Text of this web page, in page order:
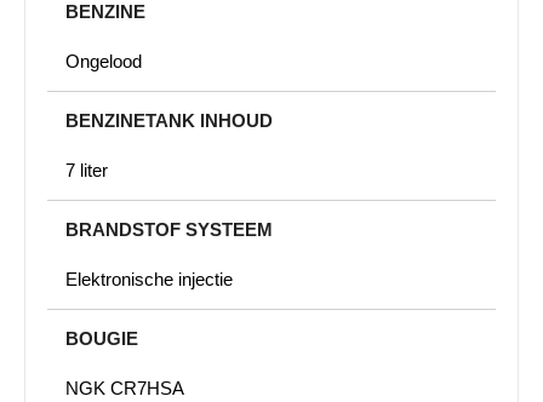
BENZINE
Ongelood
BENZINETANK INHOUD
7 liter
BRANDSTOF SYSTEEM
Elektronische injectie
BOUGIE
NGK CR7HSA